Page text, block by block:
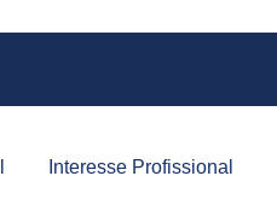
Interesse Profissional